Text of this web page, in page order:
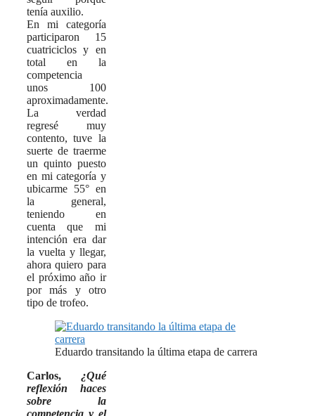
tenía auxilio.
En mi categoría
participaron 15
cuatriciclos y en
total en la
competencia
unos 100
aproximadamente.
La verdad
regresé muy
contento, tuve la
suerte de traerme
un quinto puesto
en mi categoría y
ubicarme 55° en
la general,
teniendo en
cuenta que mi
intención era dar
la vuelta y llegar,
ahora quiero para
el próximo año ir
por más y otro
tipo de trofeo.
Eduardo transitando la última etapa de carrera
Carlos, ¿Qué
reflexión haces
sobre la
competencia y el